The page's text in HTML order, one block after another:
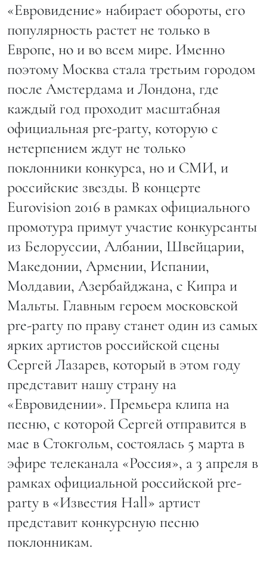
«Евровидение» набирает обороты, его
популярность растет не только в
Европе, но и во всем мире. Именно
поэтому Москва стала третьим городом
после Амстердама и Лондона, где
каждый год проходит масштабная
официальная pre-party, которую с
нетерпением ждут не только
поклонники конкурса, но и СМИ, и
российские звезды. В концерте
Eurovision 2016 в рамках официального
промотура примут участие конкурсанты
из Белоруссии, Албании, Швейцарии,
Македонии, Армении, Испании,
Молдавии, Азербайджана, с Кипра и
Мальты. Главным героем московской
pre-party по праву станет один из самых
ярких артистов российской сцены
Сергей Лазарев, который в этом году
представит нашу страну на
«Евровидении». Премьера клипа на
песню, с которой Сергей отправится в
мае в Стокгольм, состоялась 5 марта в
эфире телеканала «Россия», а 3 апреля в
рамках официальной российской pre-
party в «Известия Hall» артист
представит конкурсную песню
поклонникам.